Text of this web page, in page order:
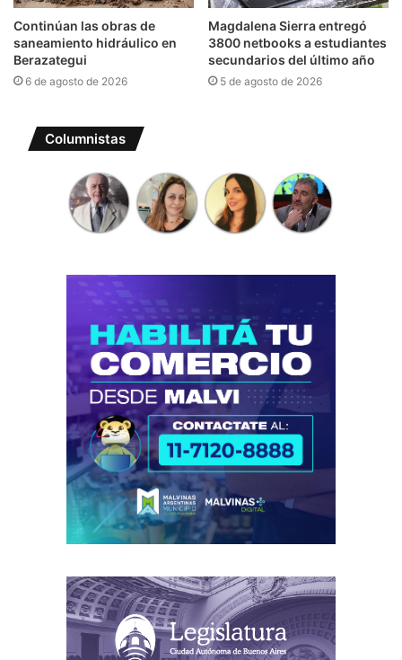
Continúan las obras de
saneamiento hidráulico en
Berazategui
6 de agosto de 2026
Magdalena Sierra entregó
3800 netbooks a estudiantes
secundarios del último año
5 de agosto de 2026
Columnistas